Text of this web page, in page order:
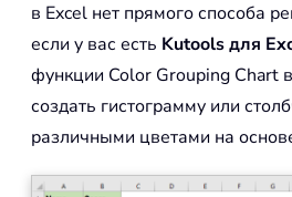
в Excel нет прямого способа
если у вас есть Kutools для
функции Color Grouping Chart
создать гистограмму или
различными цветами на